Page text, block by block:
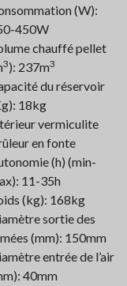
(W):
450W
chauffé pellet
3): 237m3
du réservoir
18kg
vermiculite
en fonte
(h) (min-
11-35h
(kg): 168kg
sortie des
(mm): 150mm
entrée de l’air
40mm